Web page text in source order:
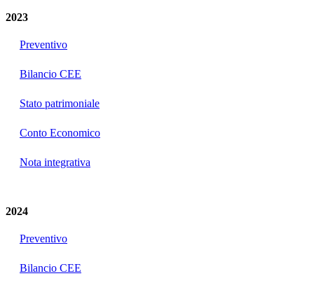
2023
Preventivo
Bilancio CEE
Stato patrimoniale
Conto Economico
Nota integrativa
2024
Preventivo
Bilancio CEE